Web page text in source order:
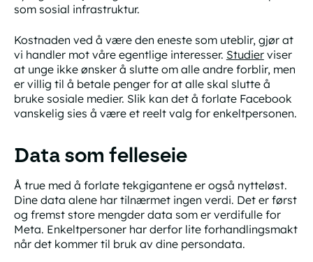
som sosial infrastruktur.
Kostnaden ved å være den eneste som uteblir, gjør at
vi handler mot våre egentlige interesser. Studierviser
at unge ikke ønsker å slutte om alle andre forblir, men
er villig til å betale penger for at alle skal slutte å
bruke sosiale medier. Slik kan det å forlate Facebook
vanskelig sies å være et reelt valg for enkeltpersonen.
Data som felleseie
Å true med å forlate tekgigantene er også nytteløst.
Dine data alene har tilnærmet ingen verdi. Det er først
og fremst store mengder data som er verdifulle for
Meta. Enkeltpersoner har derfor lite forhandlingsmakt
når det kommer til bruk av dine persondata.